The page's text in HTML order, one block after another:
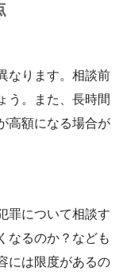
なります。相談前
う。また、長時間
高額になる場合が
罪について相談す
なるのか？なども
には限度があるの